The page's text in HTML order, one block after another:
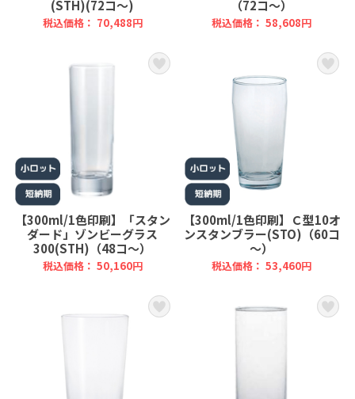
(STH)(72コ～)
税込価格： 70,488円
（72コ～）
税込価格： 58,608円
【300ml/1色印刷】「スタン
ダード」ゾンビーグラス
300(STH)（48コ～）
税込価格： 50,160円
【300ml/1色印刷】Ｃ型10オ
ンスタンブラー(STO)（60コ
～）
税込価格： 53,460円